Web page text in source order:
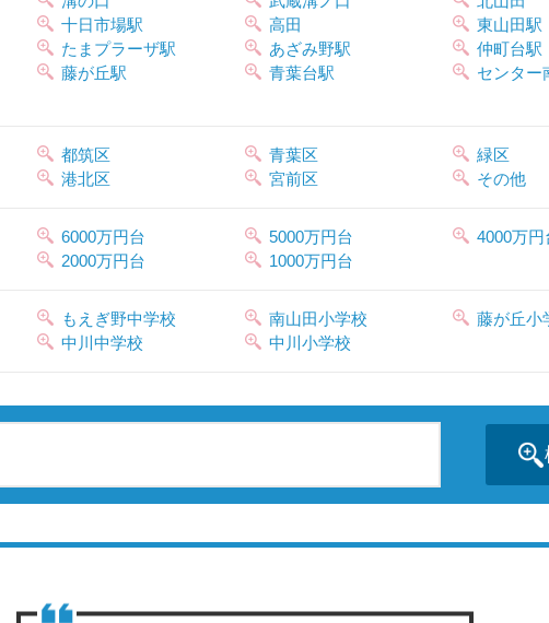
十日市場駅
高田
東山田駅
たまプラーザ駅
あざみ野駅
仲町台駅
藤が丘駅
青葉台駅 センター
都筑区 青葉区
緑区
港北区
宮前区 その他
6000万円台 5000万円台
4000万円
2000万円台
1000万円台
もえぎ野中学校 南山田小学校
藤が丘小
中川中学校
中川小学校